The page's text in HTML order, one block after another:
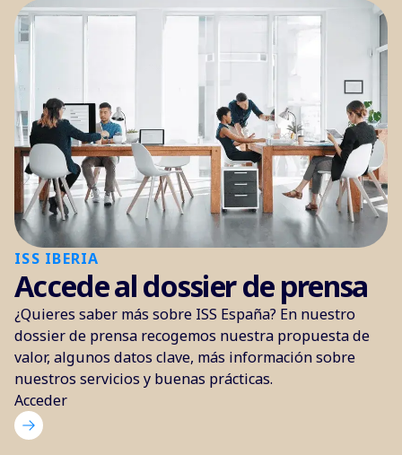
ISS IBERIA
Accede al dossier de prensa
¿Quieres saber más sobre ISS España? En nuestro
dossier de prensa recogemos nuestra propuesta de
valor, algunos datos clave, más información sobre
nuestros servicios y buenas prácticas.
Acceder